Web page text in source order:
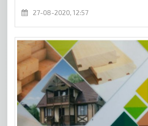
27-08-2020, 12:57